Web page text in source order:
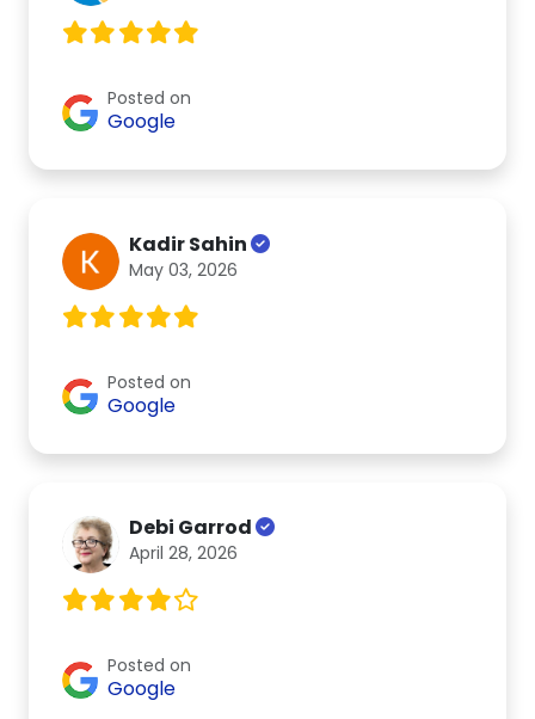
Posted on
Google
Kadir Sahin
May 03, 2026
Posted on
Google
Debi Garrod
April 28, 2026
Posted on
Google